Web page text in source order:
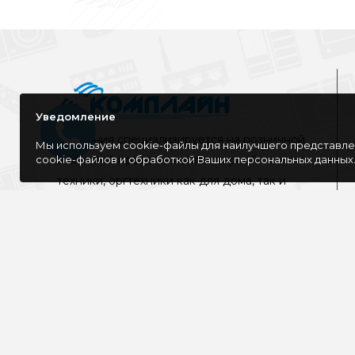
Компания специализируется на розничной
и оптовой продаже компьютерной
техники, оргтехники как для дома, так и
Уведомление
Мы используем cookie-файлы для наилучшего
cookie-файлов и обработкой Ваших персональных данных.